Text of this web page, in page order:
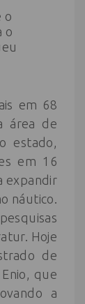
o
o
em 68
área de
estado,
em 16
expandir
náutico.
Hoje
de
que
a